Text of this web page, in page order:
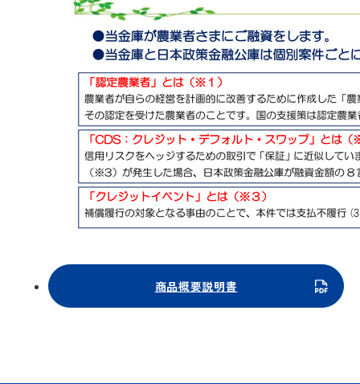
商品概要説明書